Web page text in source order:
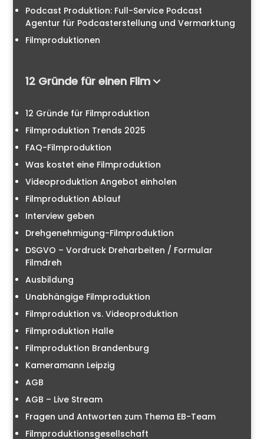
Podcast Produktion: Full-Service Podcast
Agentur für Podcasterstellung und Vermarktung
Filmproduktionen
12 Gründe für einen Film
12 Gründe für Filmproduktion
Filmproduktion Trends 2025
FAQ-Filmproduktion
Was kostet eine Filmproduktion
Videoproduktion Angebot einholen
Filmproduktion Ablauf
Interview geben
Drehgenehmigung-Filmproduktion
DSGVO – Vordruck Dreharbeiten / Formular
Filmdreh
Ausbildung
Unabhängige Filmproduktion
Filmproduktion vs. Videoproduktion
Filmproduktion Halle
Filmproduktion Brandenburg
Kameramann Leipzig
AGB
AGB – Live Stream
Fragen und Antworten zum Thema EB-Team
Filmproduktionsgesellschaft